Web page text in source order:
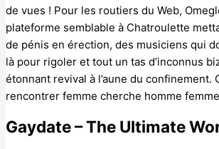
de vues ! Pour les routiers du Web,
plateforme semblable à Chatroulette
de pénis en érection, des musiciens qui
là pour rigoler et tout un tas d’inconnus
étonnant revival à l’aune du
rencontrer femme cherche homme
Gaydate – The Ultimate